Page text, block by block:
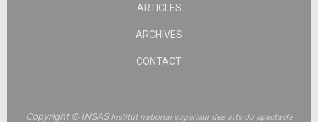
ARTICLES
ARCHIVES
CONTACT
Copyright © INSASInstitut national supérieur des arts du spectacle